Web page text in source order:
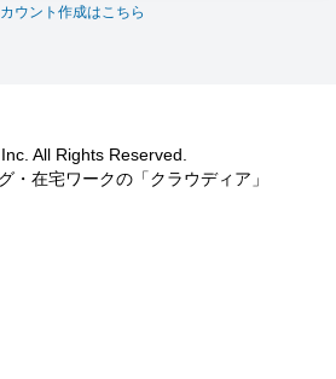
ウント作成はこちら
All Rights Reserved.
・在宅ワークの「クラウディア」